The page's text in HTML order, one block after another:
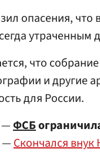
опасения,
что
и другие
для России.
—ФСБ
—Скончался внук